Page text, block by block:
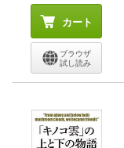
カート
ブラウザ
試し読み